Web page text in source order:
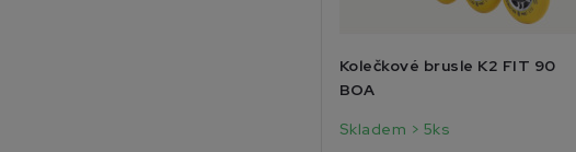
Kolečkové brusle K2 FIT 90
BOA
Skladem > 5ks